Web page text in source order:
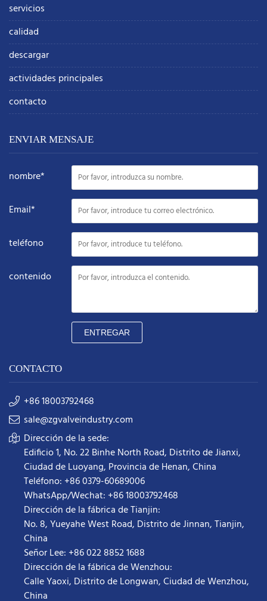
servicios
calidad
descargar
actividades principales
contacto
ENVIAR MENSAJE
nombre*
Email*
teléfono
contenido
ENTREGAR
CONTACTO
+86 18003792468
sale@zgvalveindustry.com
Dirección de la sede:
Edificio 1, No. 22 Binhe North Road, Distrito de Jianxi,
Ciudad de Luoyang, Provincia de Henan, China
Teléfono: +86 0379-60689006
WhatsApp/Wechat: +86 18003792468
Dirección de la fábrica de Tianjin:
No. 8, Yueyahe West Road, Distrito de Jinnan, Tianjin,
China
Señor Lee: +86 022 8852 1688
Dirección de la fábrica de Wenzhou:
Calle Yaoxi, Distrito de Longwan, Ciudad de Wenzhou,
China